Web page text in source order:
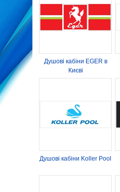
АКЦІЇ
ПОПУЛЯРНЕ
СТАТТІ
БРЕНДИ
Душові кабіни EGER в
Києві
Душові кабіни Koller Pool